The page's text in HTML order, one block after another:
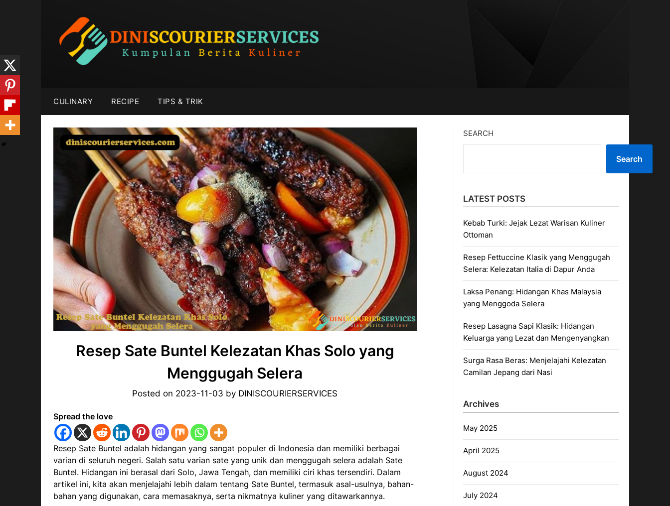
CULINARY RECIPE TIPS & TRIK
Resep Sate Buntel Kelezatan Khas Solo yang
Menggugah Selera
Posted on 2023-11-03 by DINISCOURIERSERVICES
Spread the love
Resep Sate Buntel adalah hidangan yang sangat populer di Indonesia dan memiliki berbagai
varian di seluruh negeri. Salah satu varian sate yang unik dan menggugah selera adalah Sate
Buntel. Hidangan ini berasal dari Solo, Jawa Tengah, dan memiliki ciri khas tersendiri. Dalam
artikel ini, kita akan menjelajahi lebih dalam tentang Sate Buntel, termasuk asal-usulnya, bahan-
bahan yang digunakan, cara memasaknya, serta nikmatnya kuliner yang ditawarkannya.
SEARCH
Search
LATEST POSTS
Kebab Turki: Jejak Lezat Warisan Kuliner
Ottoman
Resep Fettuccine Klasik yang Menggugah
Selera: Kelezatan Italia di Dapur Anda
Laksa Penang: Hidangan Khas Malaysia
yang Menggoda Selera
Resep Lasagna Sapi Klasik: Hidangan
Keluarga yang Lezat dan Mengenyangkan
Surga Rasa Beras: Menjelajahi Kelezatan
Camilan Jepang dari Nasi
Archives
May 2025
April 2025
August 2024
July 2024